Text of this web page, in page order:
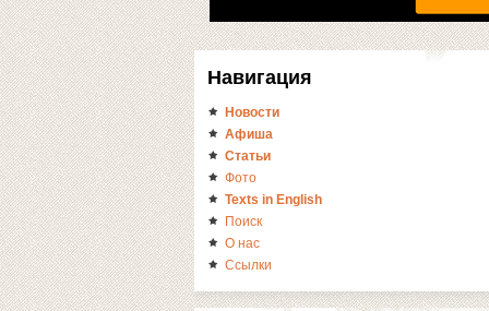
Навигация
Новости
Афиша
Статьи
Фото
Texts in English
Поиск
О нас
Ссылки